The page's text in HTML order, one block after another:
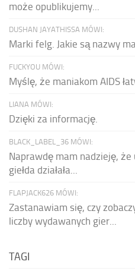
może opublikujemy...
DUSHAN JAYATHISSA MÓWI:
Marki felg. Jakie są nazwy
FUCKYOU MÓWI:
Myślę, że maniakom AIDS
LIANA MÓWI:
Dzięki za informację.
BLACK_LABEL_36 MÓWI:
Naprawdę mam nadzieję,
giełda działała...
FLAPJACK626 MÓWI:
Zastanawiam się, czy
liczby wydawanych gier...
TAGI